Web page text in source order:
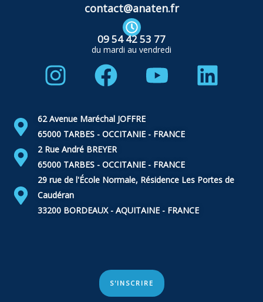
contact@anaten.fr
09 54 42 53 77
du mardi au vendredi
Instagram
Facebook
Youtube
62 Avenue Maréchal JOFFRE
65000 TARBES - OCCITANIE - FRANCE
2 Rue André BREYER
65000 TARBES - OCCITANIE - FRANCE
29 rue de l'École Normale, Résidence Les Portes de
Caudéran
33200 BORDEAUX - AQUITAINE - FRANCE
S'INSCRIRE